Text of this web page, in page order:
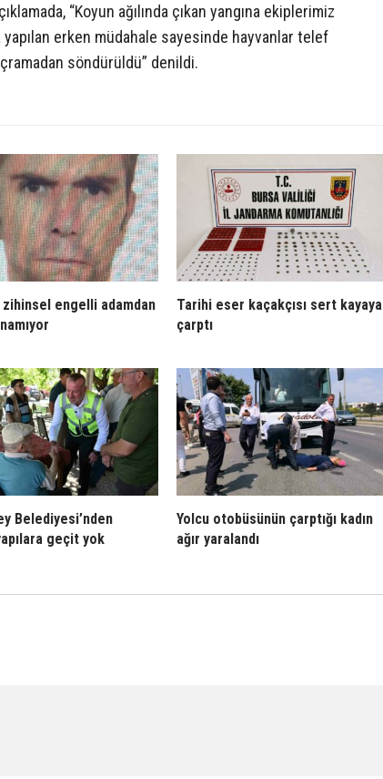
“Koyun ağılında çıkan yangına ekiplerimiz
erken müdahale sayesinde hayvanlar telef
söndürüldü” denildi.
zihinsel engelli adamdan
Tarihi eser kaçakçısı sert kayaya
çarptı
Belediyesi’nden
geçit yok
Yolcu otobüsünün çarptığı kadın
ağır yaralandı